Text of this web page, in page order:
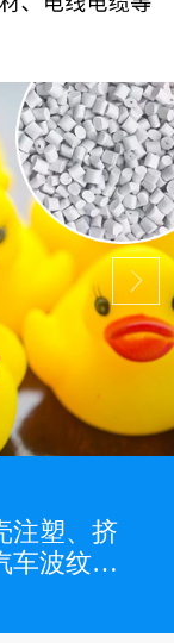
塑、挤
车波纹
PP板
阻燃制品